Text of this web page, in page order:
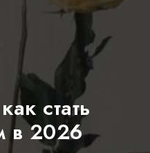
стать
в 2026